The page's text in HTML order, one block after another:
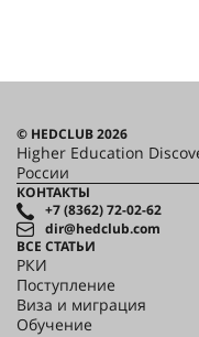
© HEDCLUB 2026
Higher Education
России
КОНТАКТЫ
+7 (8362) 72-02-62
dir@hedclub.com
ВСЕ СТАТЬИ
РКИ
Поступление
Виза и миграция
Обучение